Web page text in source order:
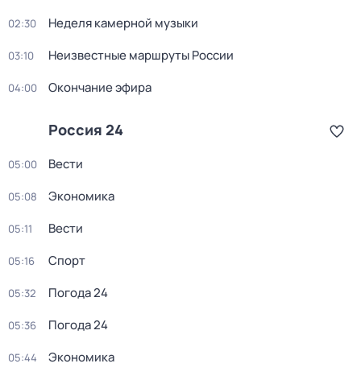
02:30 Неделя камерной музыки
03:10 Неизвестные маршруты России
04:00 Окончание эфира
Россия 24
05:00 Вести
05:08 Экономика
05:11 Вести
05:16 Спорт
05:32 Погода 24
05:36 Погода 24
05:44 Экономика